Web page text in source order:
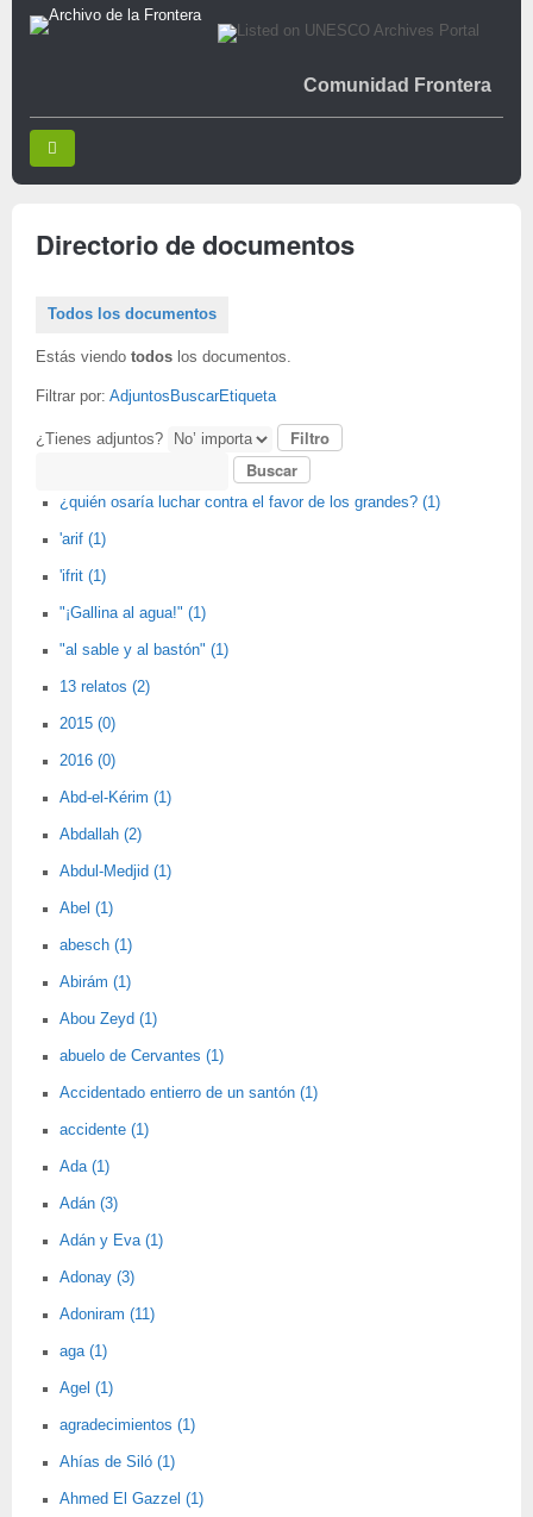
Comunidad Frontera
Directorio de documentos
Todos los documentos
Estás viendo todos los documentos.
Filtrar por: Adjuntos BuscarEtiqueta
¿Tienes adjuntos?
¿quién osaría luchar contra el favor de los grandes? (1)
'arif (1)
'ifrit (1)
"¡Gallina al agua!" (1)
"al sable y al bastón" (1)
13 relatos (2)
2015 (0)
2016 (0)
Abd-el-Kérim (1)
Abdallah (2)
Abdul-Medjid (1)
Abel (1)
abesch (1)
Abirám (1)
Abou Zeyd (1)
abuelo de Cervantes (1)
Accidentado entierro de un santón (1)
accidente (1)
Ada (1)
Adán (3)
Adán y Eva (1)
Adonay (3)
Adoniram (11)
aga (1)
Agel (1)
agradecimientos (1)
Ahías de Siló (1)
Ahmed El Gazzel (1)